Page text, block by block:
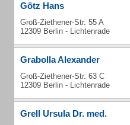
Götz Hans
Groß-Ziethener-Str. 55 A
12309 Berlin - Lichtenrade
Grabolla Alexander
Groß-Ziethener-Str. 63 C
12309 Berlin - Lichtenrade
Grell Ursula Dr. med.